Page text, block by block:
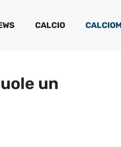
CALCIO
un